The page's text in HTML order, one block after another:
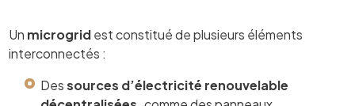
Un microgridest constitué de plusieurs éléments
interconnectés :
Dessources d’électricité renouvelable